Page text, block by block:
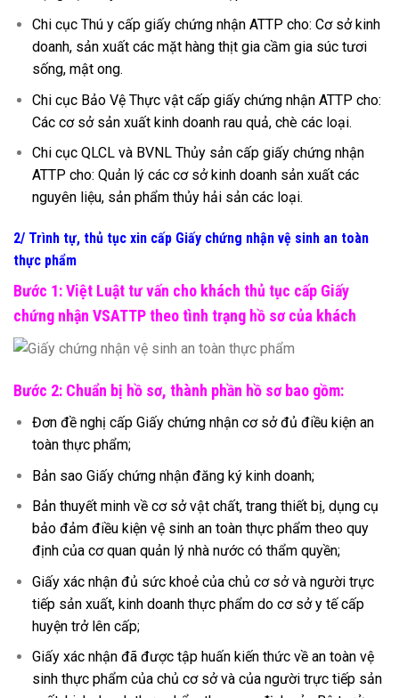
Chi cục Thú y cấp giấy chứng nhận ATTP cho: Cơ sở kinh
doanh, sản xuất các mặt hàng thịt gia cầm gia súc tươi
sống, mật ong.
Chi cục Bảo Vệ Thực vật cấp giấy chứng nhận ATTP cho:
Các cơ sở sản xuất kinh doanh rau quả, chè các loại.
Chi cục QLCL và BVNL Thủy sản cấp giấy chứng nhận
ATTP cho: Quản lý các cơ sở kinh doanh sản xuất các
nguyên liệu, sản phẩm thủy hải sản các loại.
2/ Trình tự, thủ tục xin cấp Giấy chứng nhận vệ sinh an toàn
thực phẩm
Bước 1: Việt Luật tư vấn cho khách thủ tục cấp Giấy
chứng nhận VSATTP theo tình trạng hồ sơ của khách
Bước 2: Chuẩn bị hồ sơ, thành phần hồ sơ bao gồm:
Đơn đề nghị cấp Giấy chứng nhận cơ sở đủ điều kiện an
toàn thực phẩm;
Bản sao Giấy chứng nhận đăng ký kinh doanh;
Bản thuyết minh về cơ sở vật chất, trang thiết bị, dụng cụ
bảo đảm điều kiện vệ sinh an toàn thực phẩm theo quy
định của cơ quan quản lý nhà nước có thẩm quyền;
Giấy xác nhận đủ sức khoẻ của chủ cơ sở và người trực
tiếp sản xuất, kinh doanh thực phẩm do cơ sở y tế cấp
huyện trở lên cấp;
Giấy xác nhận đã được tập huấn kiến thức về an toàn vệ
sinh thực phẩm của chủ cơ sở và của người trực tiếp sản